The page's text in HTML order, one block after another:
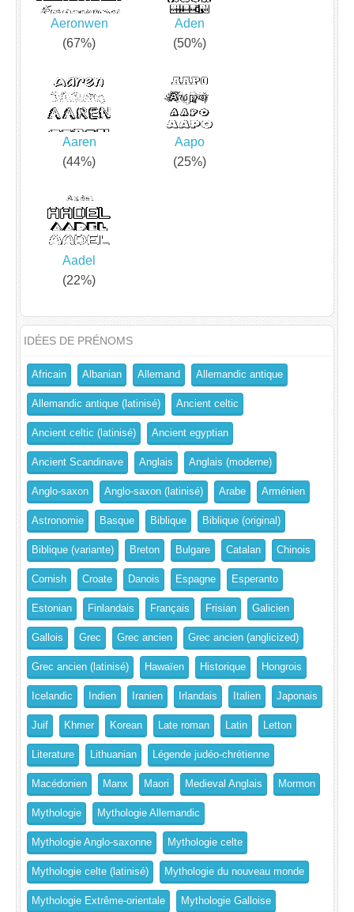
Aeronwen
(67%)
Aden
(50%)
Aaren
(44%)
Aapo
(25%)
Aadel
(22%)
IDÉES DE PRÉNOMS
Africain Albanian Allemand Allemandic antique
Allemandic antique (latinisé) Ancient celtic
Ancient celtic (latinisé) Ancient egyptian
Ancient Scandinave Anglais Anglais (moderne)
Anglo-saxon Anglo-saxon (latinisé) Arabe Arménien
Astronomie Basque Biblique Biblique (original)
Biblique (variante) Breton Bulgare Catalan Chinois
Cornish Croate Danois Espagne Esperanto
Estonian Finlandais Français Frisian Galicien
Gallois Grec Grec ancien Grec ancien (anglicized)
Grec ancien (latinisé) Hawaïen Historique Hongrois
Icelandic Indien Iranien Irlandais Italien Japonais
Juif Khmer Korean Late roman Latin Letton
Literature Lithuanian Légende judéo-chrétienne
Macédonien Manx Maori Medieval Anglais Mormon
Mythologie Mythologie Allemandic
Mythologie Anglo-saxonne Mythologie celte
Mythologie celte (latinisé) Mythologie du nouveau monde
Mythologie Extrême-orientale Mythologie Galloise